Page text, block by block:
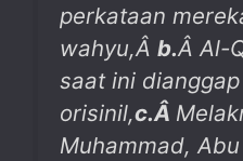
perkataan
wahyu,Â b.Â Al-
saat ini
orisinil,c.Â
Muhammad,